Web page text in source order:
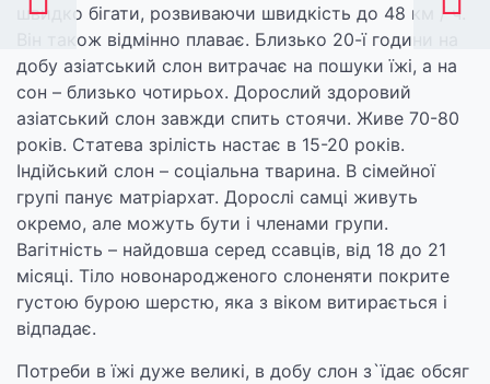
швидко бігати, розвиваючи швидкість до 48 км / ч.
Він також відмінно плаває. Близько 20-ї години на
добу азіатський слон витрачає на пошуки їжі, а на
сон – близько чотирьох. Дорослий здоровий
азіатський слон завжди спить стоячи. Живе 70-80
років. Статева зрілість настає в 15-20 років.
Індійський слон – соціальна тварина. В сімейної
групі панує матріархат. Дорослі самці живуть
окремо, але можуть бути і членами групи.
Вагітність – найдовша серед ссавців, від 18 до 21
місяці. Тіло новонародженого слоненяти покрите
густою бурою шерстю, яка з віком витирається і
відпадає.
Потреби в їжі дуже великі, в добу слон з`їдає обсяг